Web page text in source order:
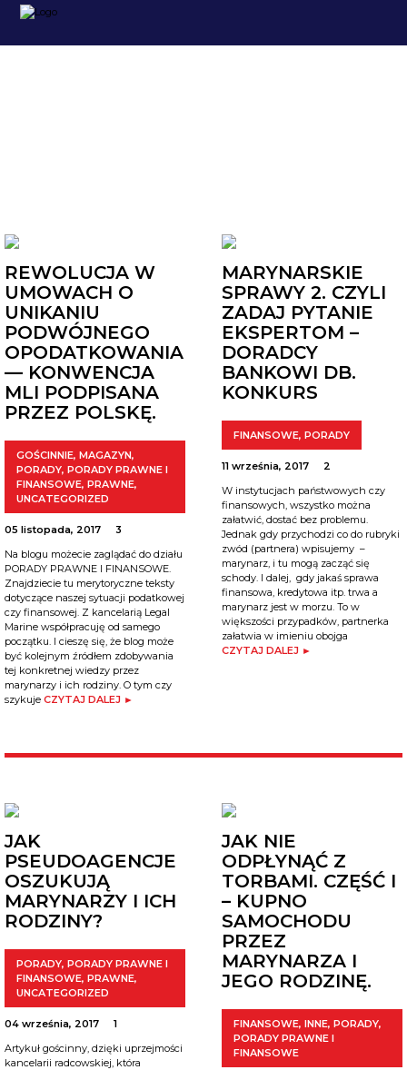
REWOLUCJA W
UMOWACH O
UNIKANIU
PODWÓJNEGO
OPODATKOWANIA
— KONWENCJA
MLI PODPISANA
PRZEZ POLSKĘ.
GOŚCINNIE, MAGAZYN,
PORADY, PORADY PRAWNE I
FINANSOWE, PRAWNE,
UNCATEGORIZED
05 listopada, 2017
3
Na blogu możecie zaglądać do działu
PORADY PRAWNE I FINANSOWE.
Znajdziecie tu merytoryczne teksty
dotyczące naszej sytuacji podatkowej
czy finansowej. Z kancelarią Legal
Marine współpracuję od samego
początku. I cieszę się, że blog może
być kolejnym źródłem zdobywania
tej konkretnej wiedzy przez
marynarzy i ich rodziny. O tym czy
szykuje CZYTAJ DALEJ ►
MARYNARSKIE
SPRAWY 2. CZYLI
ZADAJ PYTANIE
EKSPERTOM –
DORADCY
BANKOWI DB.
KONKURS
FINANSOWE, PORADY
11 września, 2017
2
W instytucjach państwowych czy
finansowych, wszystko można
załatwić, dostać bez problemu.
Jednak gdy przychodzi co do rubryki
zwód (partnera) wpisujemy –
marynarz, i tu mogą zacząć się
schody. I dalej, gdy jakaś sprawa
finansowa, kredytowa itp. trwa a
marynarz jest w morzu. To w
większości przypadków, partnerka
załatwia w imieniu obojga
CZYTAJ DALEJ ►
JAK
PSEUDOAGENCJE
OSZUKUJĄ
MARYNARZY I ICH
RODZINY?
PORADY, PORADY PRAWNE I
FINANSOWE, PRAWNE,
UNCATEGORIZED
04 września, 2017
1
Artykuł gościnny, dzięki uprzejmości
kancelarii radcowskiej, która
JAK NIE
ODPŁYNĄĆ Z
TORBAMI. CZĘŚĆ I
– KUPNO
SAMOCHODU
PRZEZ
MARYNARZA I
JEGO RODZINĘ.
FINANSOWE, INNE, PORADY,
PORADY PRAWNE I
FINANSOWE